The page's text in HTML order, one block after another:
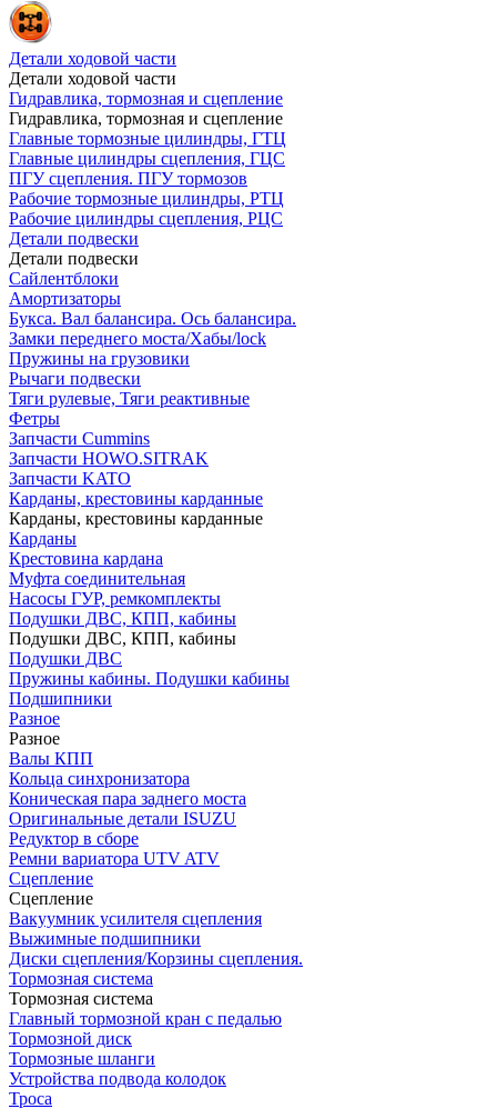
Детали ходовой части
Детали ходовой части
Гидравлика, тормозная и сцепление
Гидравлика, тормозная и сцепление
Главные тормозные цилиндры, ГТЦ
Главные цилиндры сцепления, ГЦС
ПГУ сцепления. ПГУ тормозов
Рабочие тормозные цилиндры, РТЦ
Рабочие цилиндры сцепления, РЦС
Детали подвески
Детали подвески
Cайлентблоки
Амортизаторы
Букса. Вал балансира. Ось балансира.
Замки переднего моста/Хабы/lock
Пружины на грузовики
Рычаги подвески
Тяги рулевые, Тяги реактивные
Фетры
Запчасти Cummins
Запчасти HOWO.SITRAK
Запчасти KATO
Карданы, крестовины карданные
Карданы, крестовины карданные
Карданы
Крестовина кардана
Муфта соединительная
Насосы ГУР, ремкомплекты
Подушки ДВС, КПП, кабины
Подушки ДВС, КПП, кабины
Подушки ДВС
Пружины кабины. Подушки кабины
Подшипники
Разное
Разное
Валы КПП
Кольца синхронизатора
Коническая пара заднего моста
Оригинальные детали ISUZU
Редуктор в сборе
Ремни вариатора UTV ATV
Сцепление
Сцепление
Вакуумник усилителя сцепления
Выжимные подшипники
Диски сцепления/Корзины сцепления.
Тормозная система
Тормозная система
Главный тормозной кран с педалью
Тормозной диск
Тормозные шланги
Устройства подвода колодок
Троса